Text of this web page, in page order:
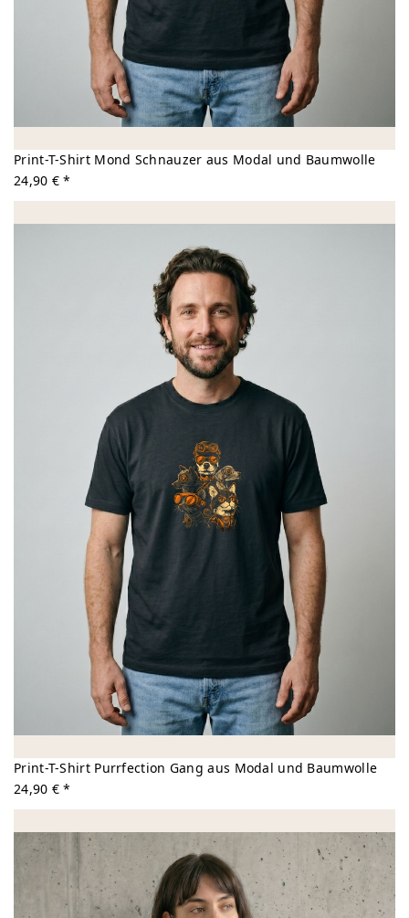
Print-T-Shirt Mond Schnauzer aus Modal und Baumwolle
24,90 € *
Print-T-Shirt Purrfection Gang aus Modal und Baumwolle
24,90 € *